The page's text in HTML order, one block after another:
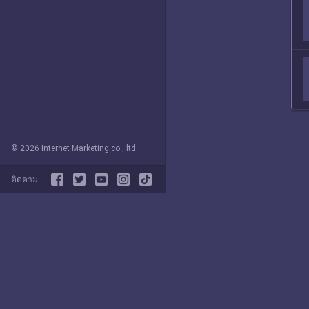
© 2026 Internet Marketing co., ltd
ติดตาม